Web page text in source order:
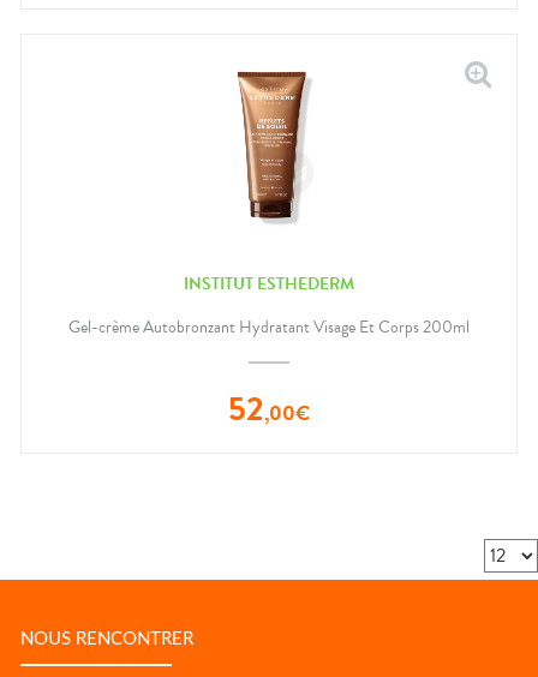
INSTITUT ESTHEDERM
Gel-crème Autobronzant Hydratant Visage Et Corps 200ml
52,00€
NOUS RENCONTRER